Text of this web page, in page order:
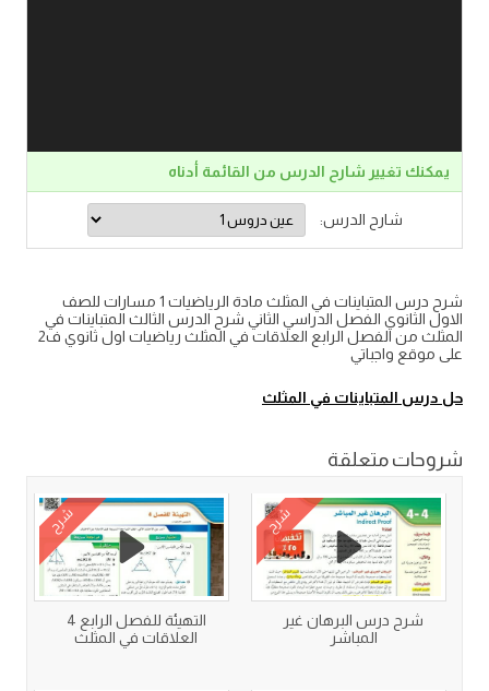
يمكنك تغيير شارح الدرس من القائمة أدناه
شارح الدرس:
شرح درس المتباينات في المثلث مادة الرياضيات 1 مسارات للصف
الاول الثانوي الفصل الدراسي الثاني شرح الدرس الثالث المتباينات في
المثلث من الفصل الرابع العلاقات في المثلث رياضيات اول ثانوي ف2
على موقع واجباتي
حل درس المتباينات في المثلث
شروحات متعلقة
شرح
شرح درس البرهان غير
المباشر
شرح
التهيئة للفصل الرابع 4
العلاقات في المثلث